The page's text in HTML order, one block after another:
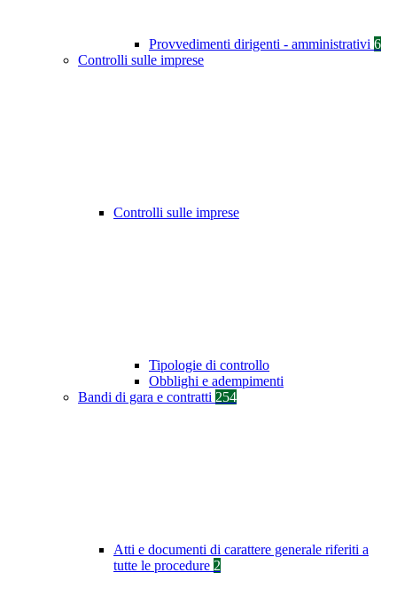
Provvedimenti dirigenti - amministrativi 6
Controlli sulle imprese
Controlli sulle imprese
Tipologie di controllo
Obblighi e adempimenti
Bandi di gara e contratti 254
Atti e documenti di carattere generale riferiti a
tutte le procedure 2